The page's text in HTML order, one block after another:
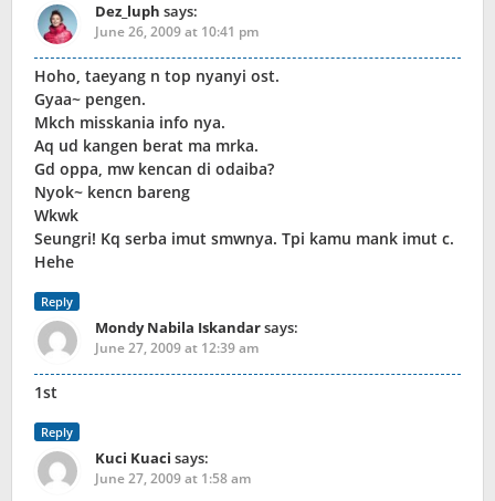
Dez_luph says:
June 26, 2009 at 10:41 pm
Hoho, taeyang n top nyanyi ost.
Gyaa~ pengen.
Mkch misskania info nya.
Aq ud kangen berat ma mrka.
Gd oppa, mw kencan di odaiba?
Nyok~ kencn bareng
Wkwk
Seungri! Kq serba imut smwnya. Tpi kamu mank imut c.
Hehe
Reply
Mondy Nabila Iskandarsays:
June 27, 2009 at 12:39 am
1st
Reply
Kuci Kuaci says:
June 27, 2009 at 1:58 am